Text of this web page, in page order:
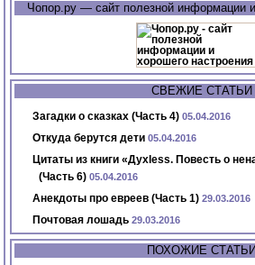
Чопор.ру — сайт полезной информации
СВЕЖИЕ СТАТЬИ
Загадки о сказках (Часть 4) 05.04.2016
Откуда берутся дети 05.04.2016
Цитаты из книги «Духless. Повесть о
(Часть 6) 05.04.2016
Анекдоты про евреев (Часть 1) 29.03.2016
Почтовая лошадь 29.03.2016
ПОХОЖИЕ СТАТЬИ